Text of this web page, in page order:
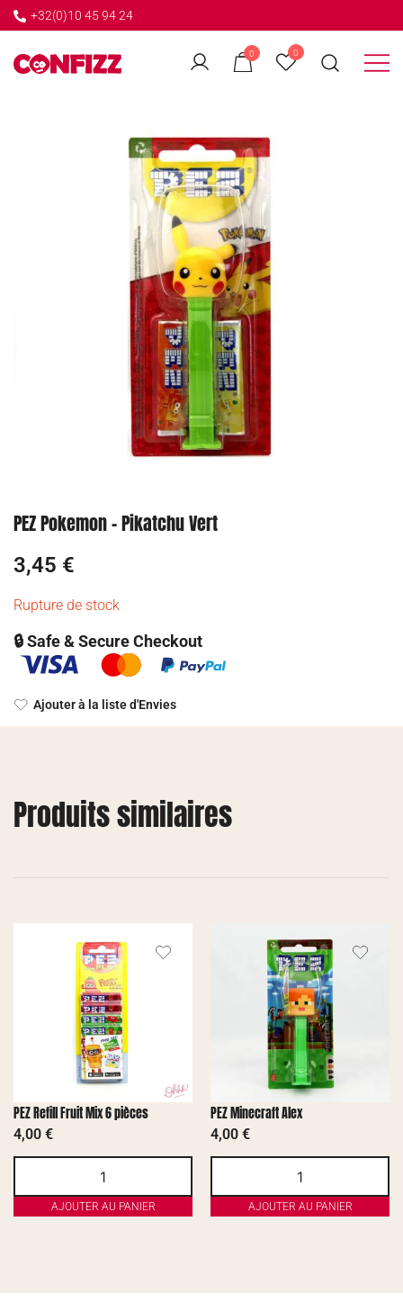
+32(0)10 45 94 24
0 0
← GO BACK
PEZ Pokemon – Pikatchu Vert
3,45 €
Rupture de stock
🔒 Safe & Secure Checkout
Ajouter à la liste d'Envies
Produits similaires
PEZ Refill Fruit Mix 6 pièces
4,00 €
AJOUTER AU PANIER
PEZ Minecraft Alex
4,00 €
AJOUTER AU PANIER